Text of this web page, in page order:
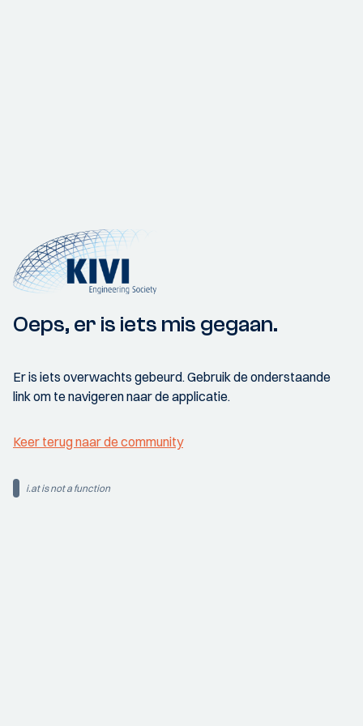
Oeps, er is iets mis gegaan.
Er is iets overwachts gebeurd. Gebruik de onderstaande
link om te navigeren naar de applicatie.
Keer terug naar de community
i.at is not a function